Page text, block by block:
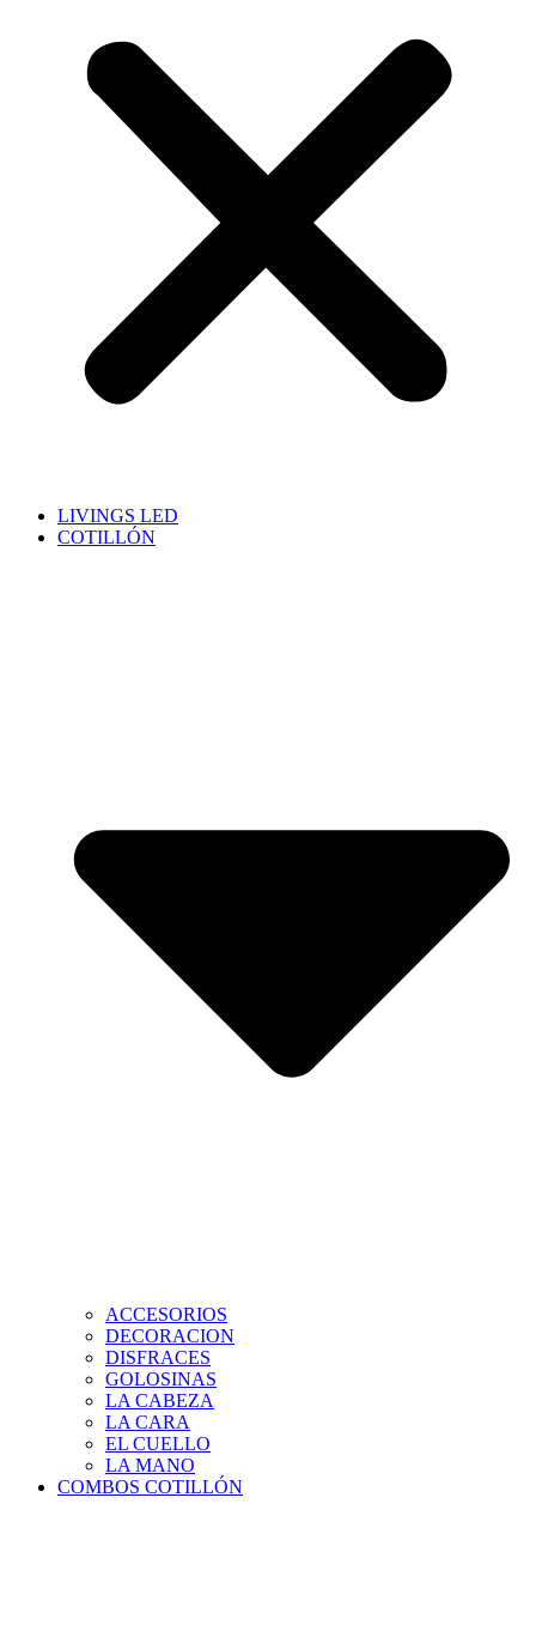
LIVINGS LED
COTILLÓN
ACCESORIOS
DECORACION
DISFRACES
GOLOSINAS
LA CABEZA
LA CARA
EL CUELLO
LA MANO
COMBOS COTILLÓN